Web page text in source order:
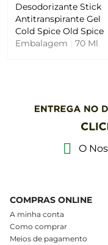
Desodorizante Stick
Antitranspirante Gel
Cold Spice Old Spice
Embalagem
70 Ml
O
COMPRAS ONLINE
A minha conta
Como comprar
Meios de pagamento